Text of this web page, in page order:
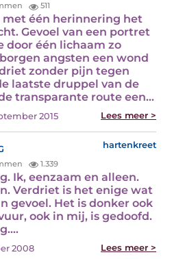
511
met één herinnering het
Gevoel van een portret
door één lichaam zo
angsten een wond
zonder pijn tegen
laatste druppel van de
transparante route een…
2015 Lees meer >
hartenkreet
1.339
Ik, eenzaam en alleen.
Verdriet is het enige wat
gevoel. Het is donker ook
ook in mij, is gedoofd.
2008 Lees meer >